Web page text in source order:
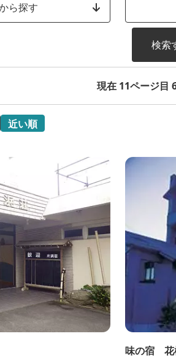
ら探す
検索
現在 11ページ目
近い順
味の宿 花